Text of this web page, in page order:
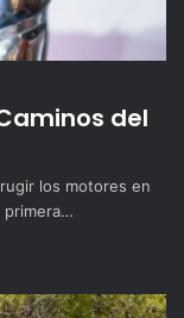
del
los motores en
primera…